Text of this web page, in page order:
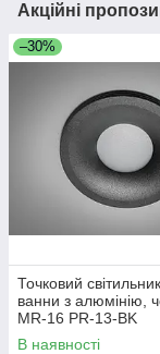
Акційні
–30%
Точковий
ванни з алюмінію,
MR-16 PR-13-BK
В наявності